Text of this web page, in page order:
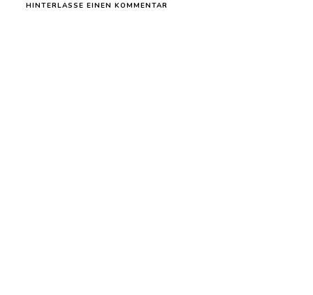
HINTERLASSE EINEN KOMMENTAR